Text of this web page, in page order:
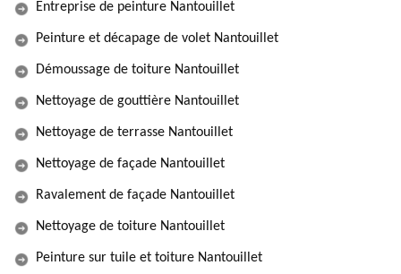
Entreprise de peinture Nantouillet
Peinture et décapage de volet Nantouillet
Démoussage de toiture Nantouillet
Nettoyage de gouttière Nantouillet
Nettoyage de terrasse Nantouillet
Nettoyage de façade Nantouillet
Ravalement de façade Nantouillet
Nettoyage de toiture Nantouillet
Peinture sur tuile et toiture Nantouillet